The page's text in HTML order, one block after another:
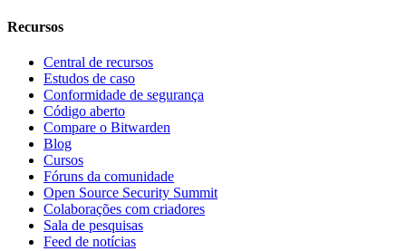
Recursos
Central de recursos
Estudos de caso
Conformidade de segurança
Código aberto
Compare o Bitwarden
Blog
Cursos
Fóruns da comunidade
Open Source Security Summit
Colaborações com criadores
Sala de pesquisas
Feed de notícias